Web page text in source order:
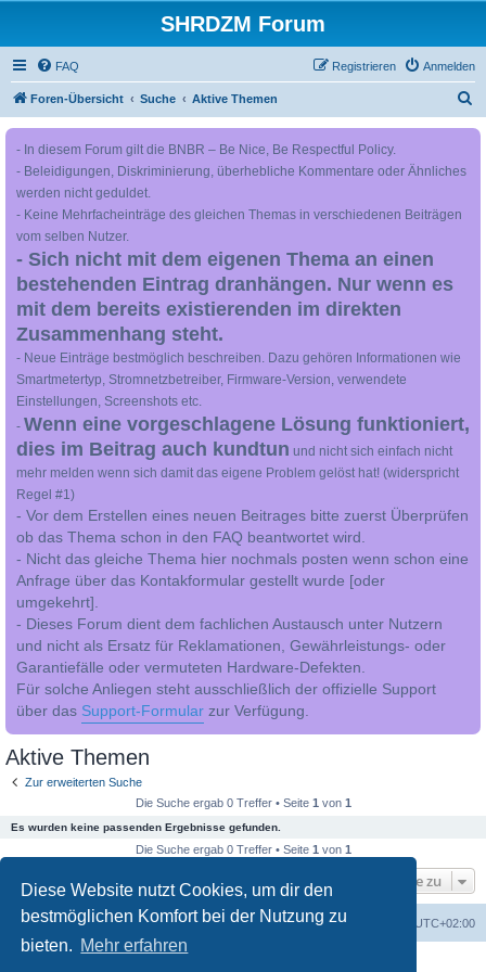
Diese Website nutzt Cookies, um dir den
bestmöglichen Komfort bei der Nutzung zu
bieten. Mehr erfahren
SHRDZM Forum
FAQ Anmelden
Registrieren
Foren-Übersicht Suche Aktive Themen
- In diesem Forum gilt die BNBR – Be Nice, Be Respectful Policy.
- Beleidigungen, Diskriminierung, überhebliche Kommentare oder Ähnliches
werden nicht geduldet.
- Keine Mehrfacheinträge des gleichen Themas in verschiedenen Beiträgen
vom selben Nutzer.
- Sich nicht mit dem eigenen Thema an einen
bestehenden Eintrag dranhängen. Nur wenn es
mit dem bereits existierenden im direkten
Zusammenhang steht.
- Neue Einträge bestmöglich beschreiben. Dazu gehören Informationen wie
Smartmetertyp, Stromnetzbetreiber, Firmware-Version, verwendete
Einstellungen, Screenshots etc.
- Wenn eine vorgeschlagene Lösung funktioniert,
dies im Beitrag auch kundtun und nicht sich einfach nicht
mehr melden wenn sich damit das eigene Problem gelöst hat! (widerspricht
Regel #1)
- Vor dem Erstellen eines neuen Beitrages bitte zuerst Überprüfen
ob das Thema schon in den FAQ beantwortet wird.
- Nicht das gleiche Thema hier nochmals posten wenn schon eine
Anfrage über das Kontakformular gestellt wurde [oder
umgekehrt].
- Dieses Forum dient dem fachlichen Austausch unter Nutzern
und nicht als Ersatz für Reklamationen, Gewährleistungs- oder
Garantiefälle oder vermuteten Hardware-Defekten.
Für solche Anliegen steht ausschließlich der offizielle Support
über das Support-Formular zur Verfügung.
Aktive Themen
Zur erweiterten Suche
Die Suche ergab 0 Treffer • Seite 1 von 1
Es wurden keine passenden Ergebnisse gefunden.
Die Suche ergab 0 Treffer • Seite 1 von 1
Gehe zu
Foren-Übersicht Alle Zeiten sind UTC+02:00
Alle Cookies löschen